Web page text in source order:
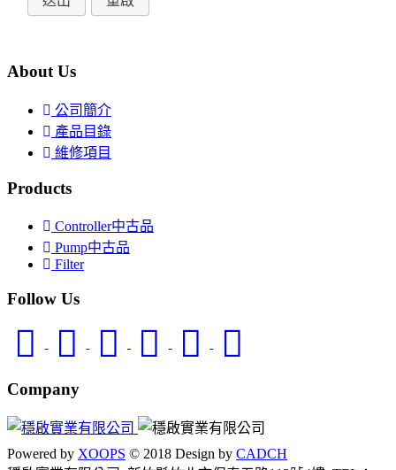
About Us
公司簡介
產品目錄
維修項目
Products
Controller中古品
Pump中古品
Filter
Follow Us
Company
Powered by XOOPS © 2018 Design by CADCH